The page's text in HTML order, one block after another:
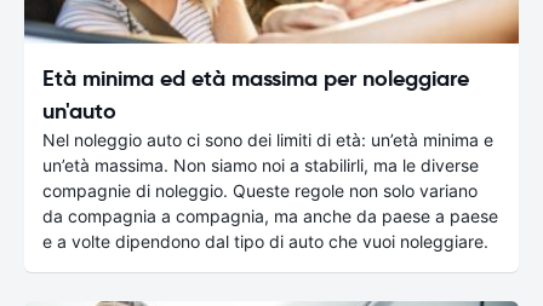
Età minima ed età massima per noleggiare
un'auto
Nel noleggio auto ci sono dei limiti di età: un’età minima e
un’età massima. Non siamo noi a stabilirli, ma le diverse
compagnie di noleggio. Queste regole non solo variano
da compagnia a compagnia, ma anche da paese a paese
e a volte dipendono dal tipo di auto che vuoi noleggiare.